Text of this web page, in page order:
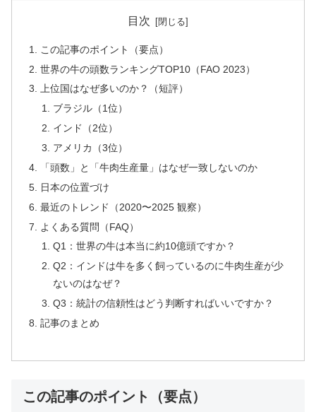
目次
この記事のポイント（要点）
世界の牛の頭数ランキングTOP10（FAO 2023）
上位国はなぜ多いのか？（短評）
ブラジル（1位）
インド（2位）
アメリカ（3位）
「頭数」と「牛肉生産量」はなぜ一致しないのか
日本の位置づけ
最近のトレンド（2020〜2025 観察）
よくある質問（FAQ）
Q1：世界の牛は本当に約10億頭ですか？
Q2：インドは牛を多く飼っているのに牛肉生産が少
ないのはなぜ？
Q3：統計の信頼性はどう判断すればいいですか？
記事のまとめ
この記事のポイント（要点）